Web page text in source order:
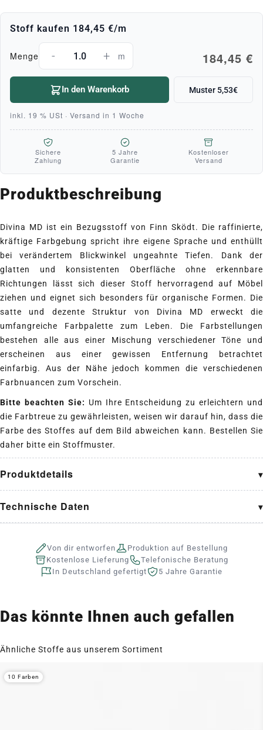
Stoff kaufen 184,45 €/m
Menge - + m 184,45 €
In den Warenkorb Muster 5,53€
inkl. 19 % USt · Versand in 1 Woche
Sichere
Zahlung
5 Jahre
Garantie
Kostenloser
Versand
Produktbeschreibung
Divina MD ist ein Bezugsstoff von Finn Sködt. Die raffinierte,
kräftige Farbgebung spricht ihre eigene Sprache und enthüllt
bei verändertem Blickwinkel ungeahnte Tiefen. Dank der
glatten und konsistenten Oberfläche ohne erkennbare
Richtungen lässt sich dieser Stoff hervorragend auf Möbel
ziehen und eignet sich besonders für organische Formen. Die
satte und dezente Struktur von Divina MD erweckt die
umfangreiche Farbpalette zum Leben. Die Farbstellungen
bestehen alle aus einer Mischung verschiedener Töne und
erscheinen aus einer gewissen Entfernung betrachtet
einfarbig. Aus der Nähe jedoch kommen die verschiedenen
Farbnuancen zum Vorschein.
Bitte beachten Sie: Um Ihre Entscheidung zu erleichtern und
die Farbtreue zu gewährleisten, weisen wir darauf hin, dass die
Farbe des Stoffes auf dem Bild abweichen kann. Bestellen Sie
daher bitte ein Stoffmuster.
Produktdetails
Technische Daten
Von dir entworfen
Produktion auf Bestellung
Kostenlose Lieferung
Telefonische Beratung
In Deutschland gefertigt
5 Jahre Garantie
Das könnte Ihnen auch gefallen
Ähnliche Stoffe aus unserem Sortiment
10 Farben